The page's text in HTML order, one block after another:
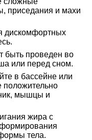
приседания и махи
дискомфортных
быть проведен во
или перед сном.
в бассейне или
положительно
мышцы и
жира с
тела.